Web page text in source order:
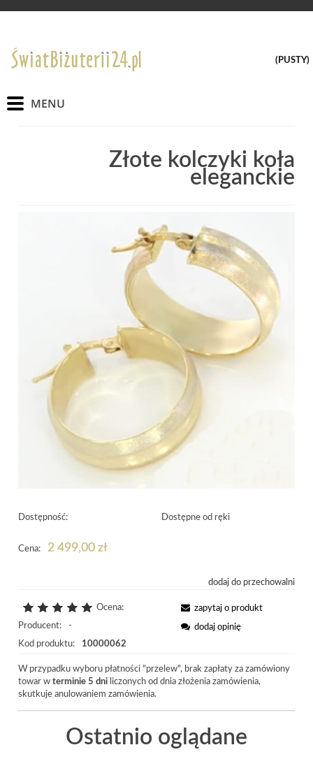
(PUSTY)
Złote kolczyki koła
eleganckie
Dostępność: Dostępne od ręki
Cena: 2 499,00 zł
dodaj do przechowalni
Ocena:
Producent:
-
Kod produktu:
10000062
zapytaj o produkt
dodaj opinię
W przypadku wyboru płatności "przelew", brak zapłaty za zamówiony
towar w terminie 5 dni liczonych od dnia złożenia zamówienia,
skutkuje anulowaniem zamówienia.
Ostatnio oglądane